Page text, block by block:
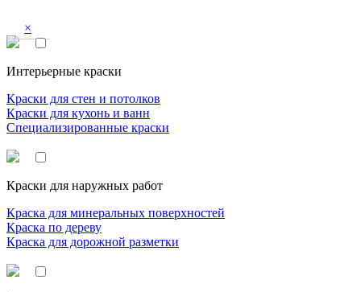
×
Интерьерные краски
Краски для стен и потолков
Краски для кухонь и ванн
Специализированные краски
Краски для наружных работ
Краска для минеральных поверхностей
Краска по дереву
Краска для дорожной разметки